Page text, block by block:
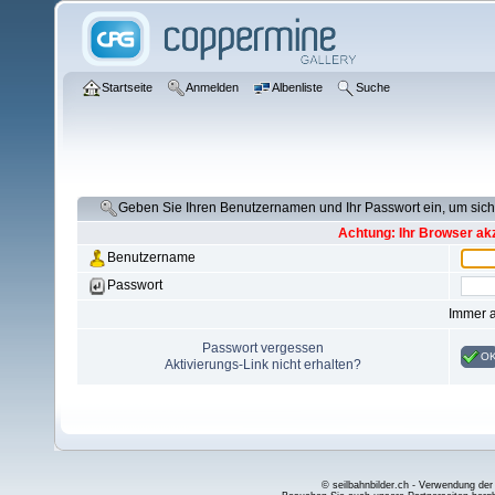
Startseite Anmelden Albenliste Suche
Geben Sie Ihren Benutzernamen und Ihr Passwort ein, um
Achtung: Ihr Browser
Benutzername
Passwort
Immer
Passwort vergessen
Aktivierungs-Link nicht erhalten?
© seilbahnbilder.ch - Verwendung